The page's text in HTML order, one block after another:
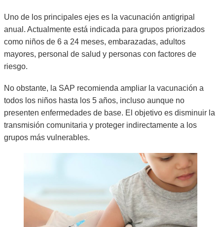
Uno de los principales ejes es la vacunación antigripal
anual. Actualmente está indicada para grupos priorizados
como niños de 6 a 24 meses, embarazadas, adultos
mayores, personal de salud y personas con factores de
riesgo.
No obstante, la SAP recomienda ampliar la vacunación a
todos los niños hasta los 5 años, incluso aunque no
presenten enfermedades de base. El objetivo es disminuir la
transmisión comunitaria y proteger indirectamente a los
grupos más vulnerables.